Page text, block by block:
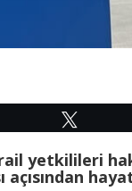
yetkilileri